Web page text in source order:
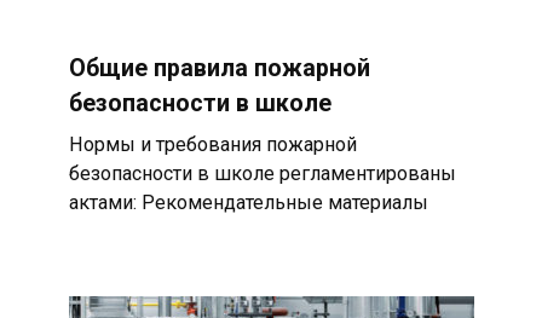
Общие правила пожарной
безопасности в школе
Нормы и требования пожарной
безопасности в школе регламентированы
актами: Рекомендательные материалы